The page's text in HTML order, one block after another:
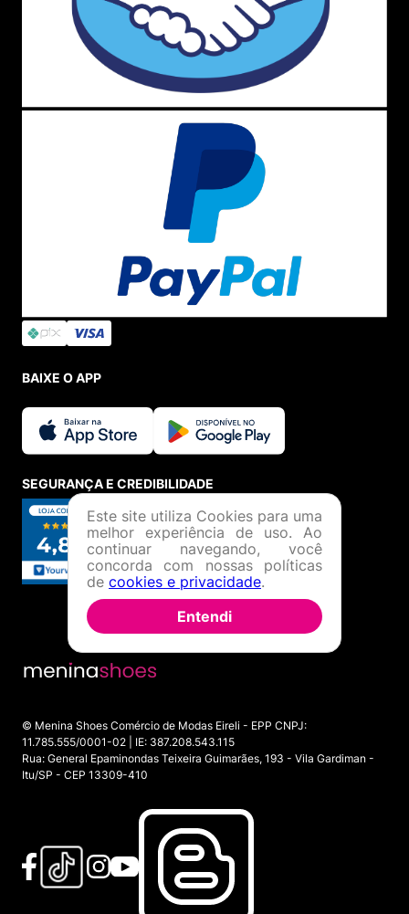
BAIXE O APP
SEGURANÇA E CREDIBILIDADE
© Menina Shoes Comércio de Modas Eireli - EPP CNPJ:
11.785.555/0001-02 | IE: 387.208.543.115
Rua: General Epaminondas Teixeira Guimarães, 193 - Vila Gardiman -
Itu/SP - CEP 13309-410
Este site utiliza Cookies para uma
melhor experiência de uso. Ao
continuar navegando, você
concorda com nossas políticas
de cookies e privacidade.
Entendi